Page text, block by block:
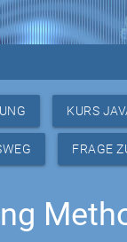
KURS
FRAGE